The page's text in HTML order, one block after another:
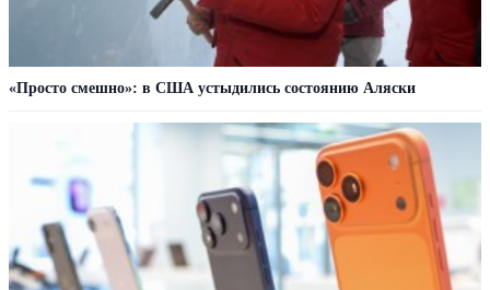
«Просто смешно»: в США устыдились состоянию Аляски